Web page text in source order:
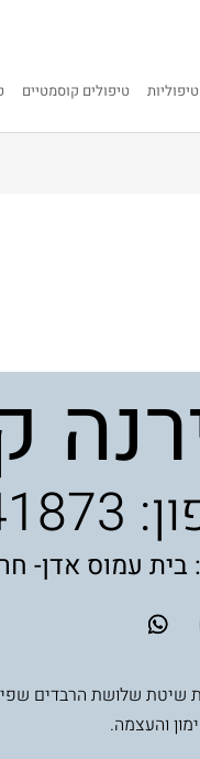
טיפולים קוסמטיים
אדן- חרושת 12, חדר
והעצמה.